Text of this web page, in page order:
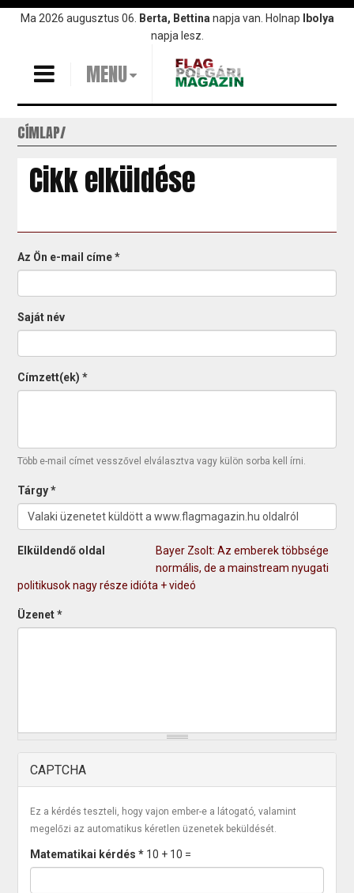
UgrásMa 2026 augusztus 06. Berta, Bettina napja van. Holnap
Ibolya
napja lesz.
MENU
CÍMLAP
Cikk elküldése
Az Ön e-mail címe*
Saját név
Címzett(ek)*
Több e-mail címet vesszővel elválasztva vagy külön sorba kell írni.
Tárgy*
Elküldendő oldal
Bayer Zsolt: Az emberek többsége
normális, de a mainstream nyugati
politikusok nagy része idióta + videó
Üzenet*
CAPTCHA
Ez a kérdés teszteli, hogy vajon ember-e a látogató, valamint
megelőzi az automatikus kéretlen üzenetek beküldését.
Matematikai kérdés* 10 + 10 =